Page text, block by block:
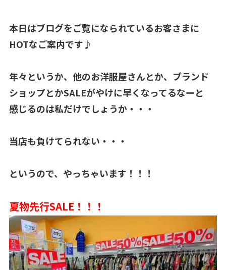
本日はブログをご覧になられているお客さまに
HOTなご案内です♪
年々というか、他のお洋服屋さんとか、ブランド
ショップとかSALEがやけに早くなってるなーと
感じるのは私だけでしょうか・・・
当店も負けてられない・・・
というので、やっちゃいます！！！
夏物先行SALE！！！